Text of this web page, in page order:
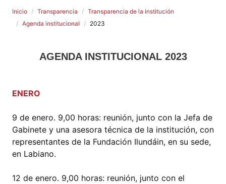
Inicio Transparencia
Transparencia de la institución
Agenda institucional
2023
AGENDA INSTITUCIONAL 2023
ENERO
9 de enero. 9,00 horas: reunión, junto con la Jefa de
Gabinete y una asesora técnica de la institución, con
representantes de la Fundación Ilundáin, en su sede,
en Labiano.
12 de enero. 9,00 horas: reunión, junto con el